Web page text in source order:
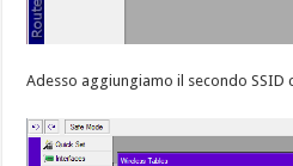
Adesso aggiungiamo il secondo SSID